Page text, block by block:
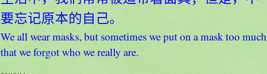
要忘记原本的自己。
We all wear masks, but sometimes we put on a mask too much
that we forgot who we really are.